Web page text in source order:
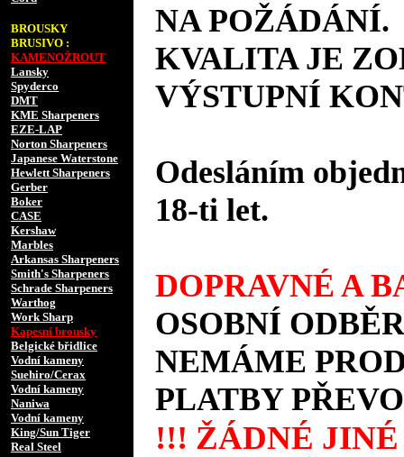
BROUSKY
BRUSIVO :
KAMENOŽROUT
Lansky
Spyderco
DMT
KME Sharpeners
EZE-LAP
Norton Sharpeners
Japanese Waterstone
Hewlett Sharpeners
Gerber
Boker
CASE
Kershaw
Marbles
Arkansas Sharpeners
Smith's Sharpeners
Schrade Sharpeners
Warthog
Work Sharp
Kapesní brousky
Belgické břidlice
Vodní kameny
Suehiro/Cerax
Vodní kameny
Naniwa
Vodní kameny
King/Sun Tiger
Real Steel
NA POŽÁDÁNÍ.
KVALITA JE
VÝSTUPNÍ
Odesláním
18-ti let.
DOPRAVNÉ A
OSOBNÍ
NEMÁME
PLATBY
!!! ŽÁDNÉ JINÉ